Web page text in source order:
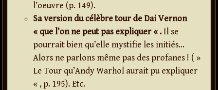
l’oeuvre (p. 149).
Sa version du célèbre tour de Dai Vernon
« que l’on ne peut pas expliquer « .Il se
pourrait bien qu’elle mystifie les initiés…
Alors ne parlons même pas des profanes ! ( »
Le Tour qu’Andy Warhol aurait pu expliquer
« , p. 195). Etc.